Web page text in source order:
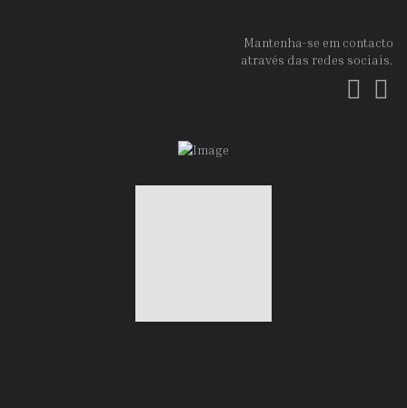
Mantenha-se em contacto
através das redes sociais.